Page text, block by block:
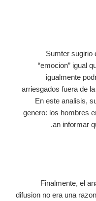
Sumter sugirio
“emocion” igual
igualmente
arriesgados fuera de
En este analisis,
genero: los hombres
an informar
Finalmente, el
difusion no era una